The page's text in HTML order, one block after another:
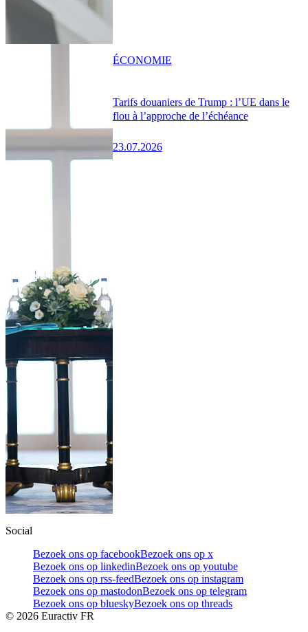
Tarifs douaniers de Trump : l’UE dans le
flou à l’approche de l’échéance
23.07.2026
ÉCONOMIE
Social
Bezoek ons op facebookBezoek ons op x
Bezoek ons op linkedinBezoek ons op youtube
Bezoek ons op rss-feedBezoek ons op instagram
Bezoek ons op mastodonBezoek ons op telegram
Bezoek ons op blueskyBezoek ons op threads
© 2026 Euractiv FR